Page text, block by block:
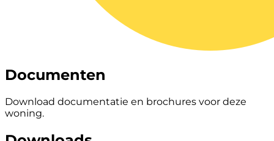
Documenten
Download documentatie en brochures voor deze
woning.